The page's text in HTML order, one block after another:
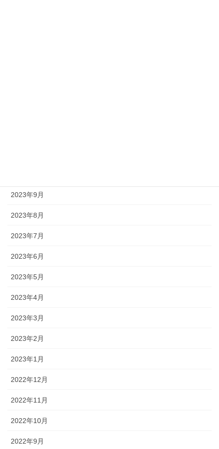
2023年9月
2023年8月
2023年7月
2023年6月
2023年5月
2023年4月
2023年3月
2023年2月
2023年1月
2022年12月
2022年11月
2022年10月
2022年9月